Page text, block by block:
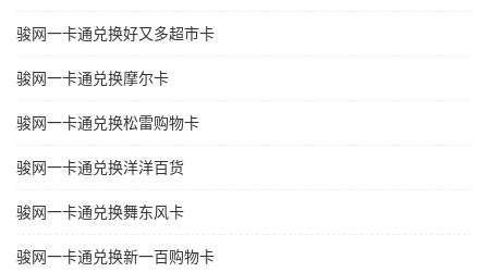
骏网一卡通兑换好又多超市卡
骏网一卡通兑换摩尔卡
骏网一卡通兑换松雷购物卡
骏网一卡通兑换洋洋百货
骏网一卡通兑换舞东风卡
骏网一卡通兑换新一百购物卡